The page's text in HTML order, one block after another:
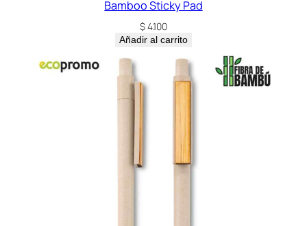
Bamboo Sticky Pad
$4.100
Añadir al carrito